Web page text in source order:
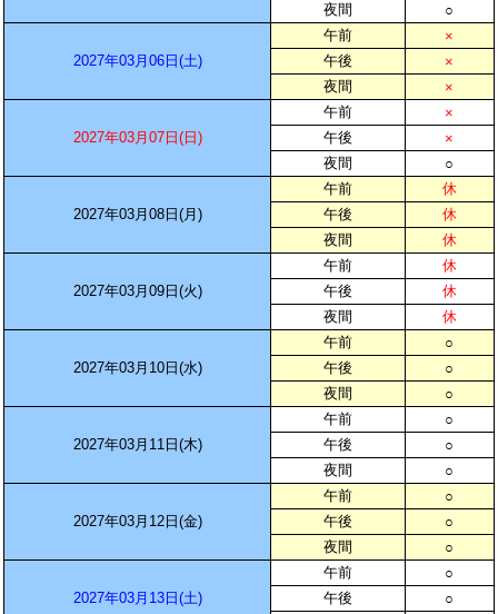
夜間
○
2027年03月06日(土)
午前
×
午後
×
夜間
×
2027年03月07日(日)
午前
×
午後
×
夜間
○
2027年03月08日(月)
午前
休
午後
休
夜間
休
2027年03月09日(火)
午前
休
午後
休
夜間
休
2027年03月10日(水)
午前
○
午後
○
夜間
○
2027年03月11日(木)
午前
○
午後
○
夜間
○
2027年03月12日(金)
午前
○
午後
○
夜間
○
2027年03月13日(土)
午前
○
午後
○